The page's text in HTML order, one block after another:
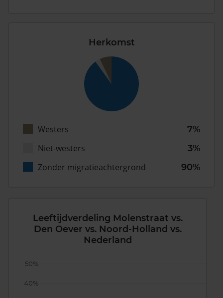
Herkomst
Westers
7%
Niet-westers
3%
Zonder migratieachtergrond
90%
Leeftijdverdeling Molenstraat vs.
Den Oever vs. Noord-Holland vs.
Nederland
40%
50%